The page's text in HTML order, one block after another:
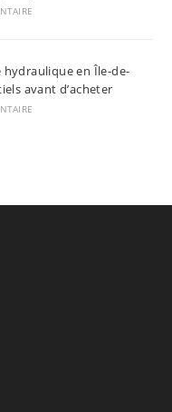
en Île-de-
avant d’acheter